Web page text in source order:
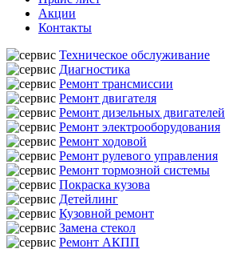
Акции
Контакты
Техническое обслуживание
Диагностика
Ремонт трансмиссии
Ремонт двигателя
Ремонт дизельных двигателей
Ремонт электрооборудования
Ремонт ходовой
Ремонт рулевого управления
Ремонт тормозной системы
Покраска кузова
Детейлинг
Кузовной ремонт
Замена стекол
Ремонт АКПП